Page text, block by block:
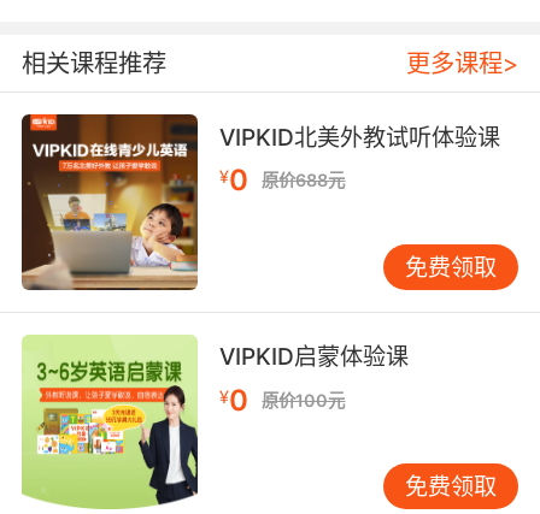
色）"与"shade（深色）"的差异，学员在掌握术
语的同时，建立起对莫奈《睡莲》系列用色的科
学解析能力。
二、进阶术语与创作技巧
雕塑工艺解码三维思维密码
"Chiaroscuro（明暗对照法）"在雕塑领域的应
用，揭示了形体塑造的光学原理。米开朗基罗创
作《大卫》时运用的"contrapposto（对位平衡
法）"，通过身体重心偏移营造动态美感，这类专
业术语成为理解古典雕塑的关键。VIPKID联合中
央美院开发的虚拟雕塑工作坊，让学员在数字泥
塑中体会"armature（骨架）"的支撑作用，92%
的学员能准确使用"modeling paste（塑造
膏）"等材料术语进行创作说明。
相关课程推荐 更多课程>
VIPKID北美外教试听体验课
¥0 原价688元
免费领取
VIPKID启蒙体验课
¥0 原价100元
免费领取